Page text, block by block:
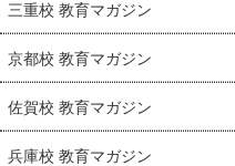
三重校 教育マガジン
京都校 教育マガジン
佐賀校 教育マガジン
兵庫校 教育マガジン